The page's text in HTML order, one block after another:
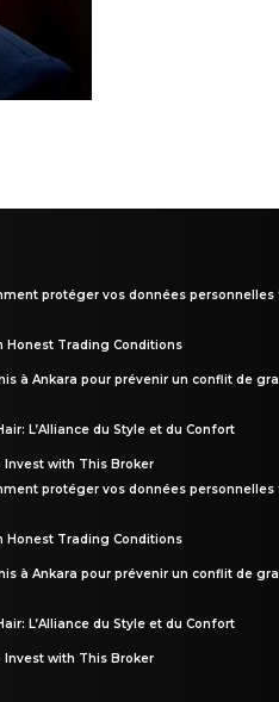
protéger vos données personnelles
Honest Trading Conditions
à Ankara pour prévenir un conflit de
L’Alliance du Style et du Confort
Invest with This Broker
protéger vos données personnelles
Honest Trading Conditions
à Ankara pour prévenir un conflit de
L’Alliance du Style et du Confort
Invest with This Broker